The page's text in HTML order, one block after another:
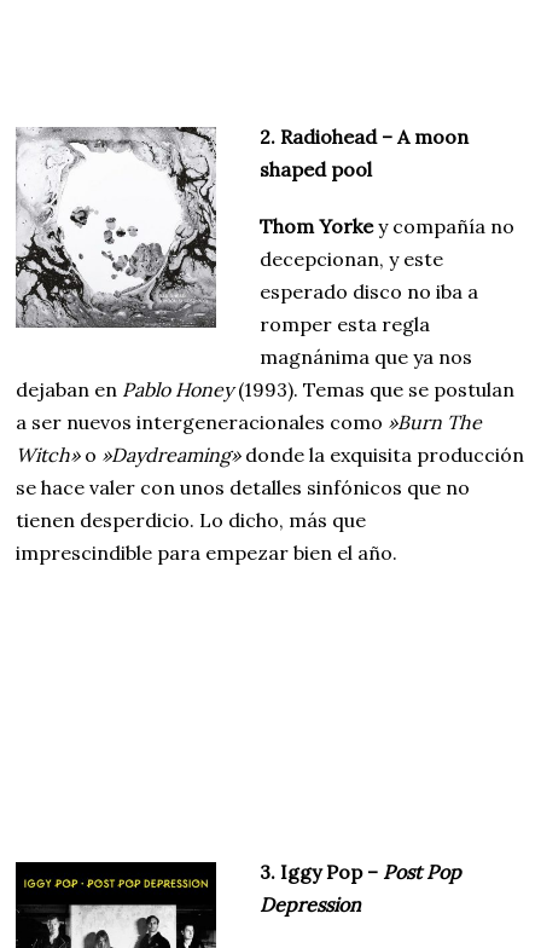
2. Radiohead – A moon
shaped pool
Thom Yorkey compañía no
decepcionan, y este
esperado disco no iba a
romper esta regla
magnánima que ya nos
dejaban en Pablo Honey(1993). Temas que se postulan
a ser nuevos intergeneracionales como »Burn The
Witch»o »Daydreaming»donde la exquisita producción
se hace valer con unos detalles sinfónicos que no
tienen desperdicio. Lo dicho, más que
imprescindible para empezar bien el año.
3. Iggy Pop – Post Pop
Depression